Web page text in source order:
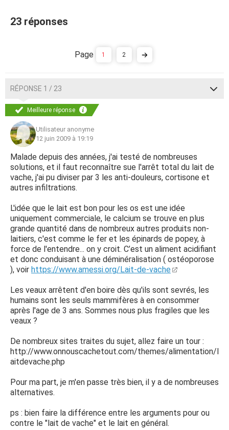
23 réponses
1 2
RÉPONSE 1 / 23
Meilleure réponse
Utilisateur anonyme
12 juin 2009 à 19:19
Malade depuis des années, j'ai testé de nombreuses
solutions, et il faut reconnaître sue l'arrêt total du lait de
vache, j'ai pu diviser par 3 les anti-douleurs, cortisone et
autres infiltrations.
L'idée que le lait est bon pour les os est une idée
uniquement commerciale, le calcium se trouve en plus
grande quantité dans de nombreux autres produits non-
laitiers, c'est comme le fer et les épinards de popey, à
force de l'entendre... on y croit. C’est un aliment acidifiant
et donc conduisant à une déminéralisation ( ostéoporose
), voir https://www.amessi.org/Lait-de-vache
Les veaux arrêtent d'en boire dès qu'ils sont sevrés, les
humains sont les seuls mammifères à en consommer
après l'age de 3 ans. Sommes nous plus fragiles que les
veaux ?
De nombreux sites traites du sujet, allez faire un tour :
http://www.onnouscachetout.com/themes/alimentation/l
aitdevache.php
Pour ma part, je m'en passe très bien, il y a de nombreuses
alternatives.
ps : bien faire la différence entre les arguments pour ou
contre le "lait de vache" et le lait en général.